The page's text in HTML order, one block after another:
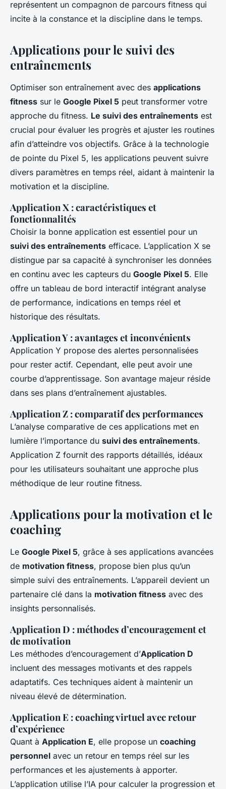
représentent un compagnon de parcours fitness qui
incite à la constance et la discipline dans le temps.
Applications pour le suivi des
entraînements
Optimiser son entraînement avec des applications
fitness sur le Google Pixel 5 peut transformer votre
approche du fitness. Le suivi des entraînements est
crucial pour évaluer les progrès et ajuster les routines
afin d’atteindre vos objectifs. Grâce à la technologie
de pointe du Pixel 5, les applications peuvent suivre
divers paramètres en temps réel, aidant à maintenir la
motivation et la discipline.
Application X : caractéristiques et
fonctionnalités
Choisir la bonne application est essentiel pour un
suivi des entraînements efficace. L’application X se
distingue par sa capacité à synchroniser les données
en continu avec les capteurs du Google Pixel 5. Elle
offre un tableau de bord interactif intégrant analyse
de performance, indications en temps réel et
historique des résultats.
Application Y : avantages et inconvénients
Application Y propose des alertes personnalisées
pour rester actif. Cependant, elle peut avoir une
courbe d’apprentissage. Son avantage majeur réside
dans ses plans d’entraînement ajustables.
Application Z : comparatif des performances
L’analyse comparative de ces applications met en
lumière l’importance du suivi des entraînements.
Application Z fournit des rapports détaillés, idéaux
pour les utilisateurs souhaitant une approche plus
méthodique de leur routine fitness.
Applications pour la motivation et le
coaching
Le Google Pixel 5, grâce à ses applications avancées
de motivation fitness, propose bien plus qu’un
simple suivi des entraînements. L’appareil devient un
partenaire clé dans la motivation fitness avec des
insights personnalisés.
Application D : méthodes d’encouragement et
de motivation
Les méthodes d’encouragement d’Application D
incluent des messages motivants et des rappels
adaptatifs. Ces techniques aident à maintenir un
niveau élevé de détermination.
Application E : coaching virtuel avec retour
d’expérience
Quant à Application E, elle propose un coaching
personnel avec un retour en temps réel sur les
performances et les ajustements à apporter.
L’application utilise l’IA pour calculer la progression et